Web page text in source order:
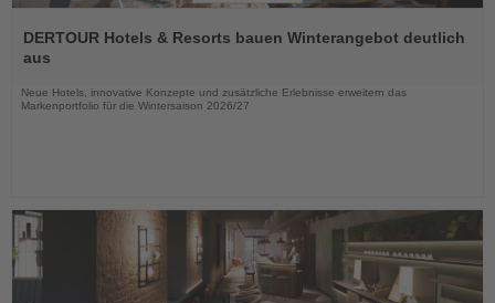
Sie
die
DERTOUR Hotels & Resorts bauen Winterangebot deutlich
aus
Neue Hotels, innovative Konzepte und zusätzliche Erlebnisse erweitern das
Markenportfolio für die Wintersaison 2026/27